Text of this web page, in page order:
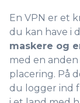
En VPN er et
du kan have i
maskere og
med en
placering. På
du logger ind